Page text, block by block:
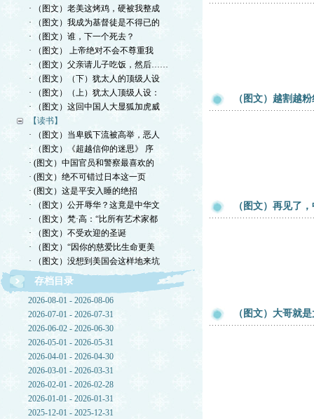
· （图文）老美这烤鸡，硬被我整成
· （图文）我成为基督徒是不得已的
· （图文）谁，下一个死去？
· （图文） 上帝绝对不会不尊重我
· （图文）父亲请儿子吃饭，然后……
· （图文）（下）犹太人的顶级人设
· （图文）（上）犹太人顶级人设：
· （图文）这回中国人大显狐加虎威
【读书】
· （图文）当卑贱下流被高举，恶人
· （图文）《超越信仰的迷思》 序
· (图文）中国官员和警察最喜欢的
· (图文）绝不可错过日本这一页
· (图文）这是平安入睡的绝招
· （图文）公开辱华？这竟是中华文
· （图文）梵·高：“比所有艺术家都
· （图文）不受欢迎的圣诞
· （图文）“因你的慈爱比生命更美
· （图文）没想到美国会这样地来坑
存档目录
2026-08-01 - 2026-08-06
2026-07-01 - 2026-07-31
2026-06-02 - 2026-06-30
2026-05-01 - 2026-05-31
2026-04-01 - 2026-04-30
2026-03-01 - 2026-03-31
2026-02-01 - 2026-02-28
2026-01-01 - 2026-01-31
2025-12-01 - 2025-12-31
（图文）越割越
（图文）再见了
（图文）大哥就